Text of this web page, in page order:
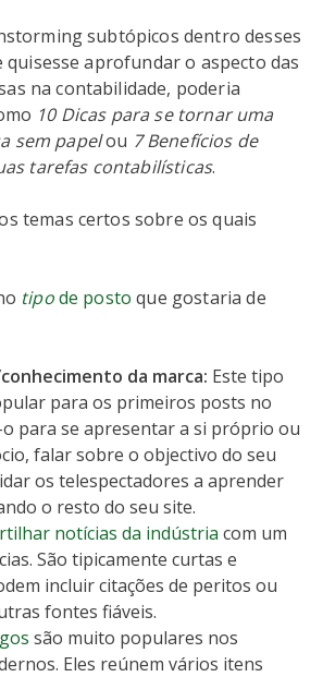
subtópicos dentro desses
quisesse aprofundar o aspecto das
na contabilidade, poderia
10 Dicas para se tornar uma
sem papelou 7 Benefícios de
tarefas contabilísticas.
temas certos sobre os quais
tipode posto que gostaria de
da marca: Este tipo
para os primeiros posts no
para se apresentar a si próprio ou
falar sobre o objectivo do seu
os telespectadores a aprender
o resto do seu site.
notícias da indústria com um
São tipicamente curtas e
incluir citações de peritos ou
fontes fiáveis.
são muito populares nos
Eles reúnem vários itens